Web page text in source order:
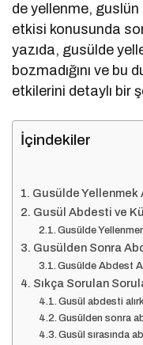
de yellenme,
etkisi konusunda
yazıda, gusülde
bozmadığını ve bu
etkilerini detaylı bir
İçindekiler
Gusülde Yellenmek
Gusül Abdesti ve
Gusülde
Gusülden Sonra
Gusülde Abdest
Sıkça Sorulan
Gusül abdesti
Gusülden sonra
Gusül sırasında